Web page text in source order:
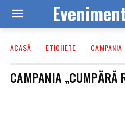
ACASĂ ETICHETE
CAMPANIA „CUMPĂRĂ